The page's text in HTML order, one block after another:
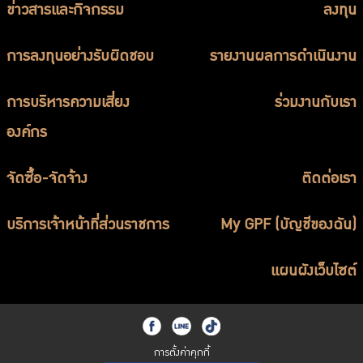
ข่าวสารและกิจกรรม ลงทุน
การลงทุนอย่างรับผิดชอบ รายงานผลการดำเนินงาน
การบริหารความเสี่ยง
องค์กร
ร่วมงานกับเรา
จัดซื้อ-จัดจ้าง ติดต่อเรา
บริการเจ้าหน้าที่ส่วนราชการ My GPF (บัญชีของฉัน)
แผนผังเว็บไซต์
การตั้งค่าคุกกี้